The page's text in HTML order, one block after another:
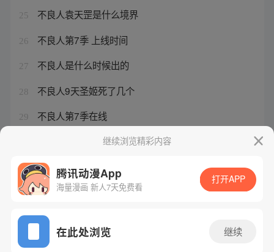
25 不良人袁天罡是什么境界
26 不良人第7季 上线时间
27 不良人是什么时候出的
28 不良人9天圣姬死了几个
29 不良人第7季在线
不良人要拍多少季继续浏览精彩内容
腾讯动漫App
海量漫画 新人7天免费看
打开APP
在此处浏览 继续
网站备案/许可证号：粤B2-20090059-5
Copyright©1998 - 2026 Tencent. All Rights Reserved